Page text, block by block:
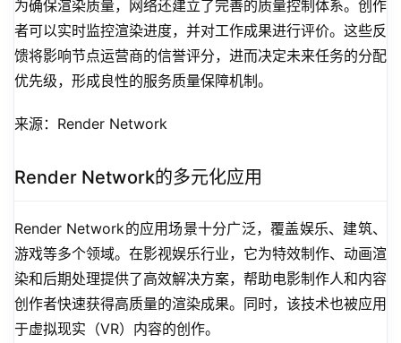
为确保渲染质量，网络还建立了完善的质量控制体系。创作
者可以实时监控渲染进度，并对工作成果进行评价。这些反
馈将影响节点运营商的信誉评分，进而决定未来任务的分配
优先级，形成良性的服务质量保障机制。
来源：Render Network
Render Network的多元化应用
Render Network的应用场景十分广泛，覆盖娱乐、建筑、
游戏等多个领域。在影视娱乐行业，它为特效制作、动画渲
染和后期处理提供了高效解决方案，帮助电影制作人和内容
创作者快速获得高质量的渲染成果。同时，该技术也被应用
于虚拟现实（VR）内容的创作。